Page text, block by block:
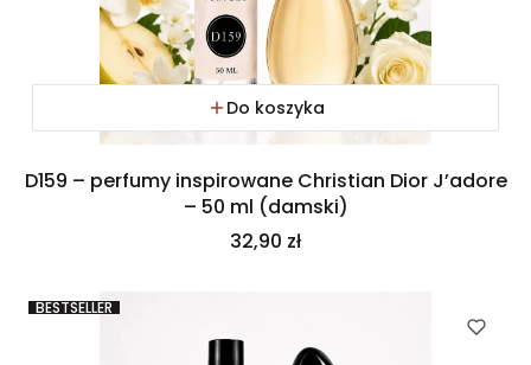
Do koszyka
D159 – perfumy inspirowane Christian Dior J’adore
– 50 ml (damski)
Cena
32,90 zł
BESTSELLER